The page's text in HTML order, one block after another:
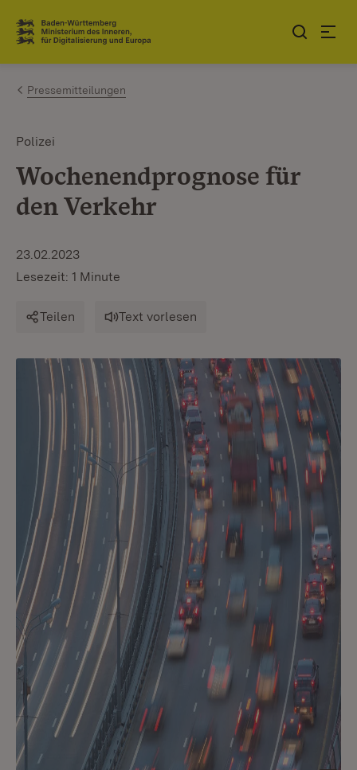
Zum Inhalt springen
Link zur Startseite
Pressemitteilungen
Polizei
Wochenendprognose für
den Verkehr
23.02.2023
Lesezeit: 1 Minute
Teilen Text vorlesen